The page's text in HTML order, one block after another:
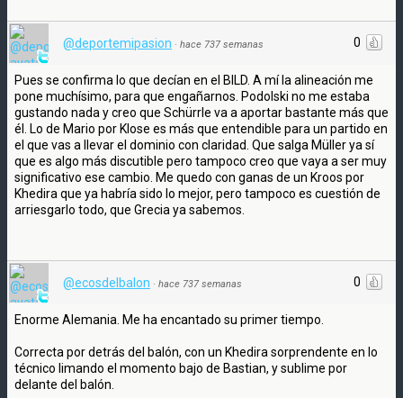
0
@deportemipasion · hace 737 semanas
Pues se confirma lo que decían en el BILD. A mí la alineación me
pone muchísimo, para que engañarnos. Podolski no me estaba
gustando nada y creo que Schürrle va a aportar bastante más que
él. Lo de Mario por Klose es más que entendible para un partido en
el que vas a llevar el dominio con claridad. Que salga Müller ya sí
que es algo más discutible pero tampoco creo que vaya a ser muy
significativo ese cambio. Me quedo con ganas de un Kroos por
Khedira que ya habría sido lo mejor, pero tampoco es cuestión de
arriesgarlo todo, que Grecia ya sabemos.
0
@ecosdelbalon · hace 737 semanas
Enorme Alemania. Me ha encantado su primer tiempo.
Correcta por detrás del balón, con un Khedira sorprendente en lo
técnico limando el momento bajo de Bastian, y sublime por
delante del balón.